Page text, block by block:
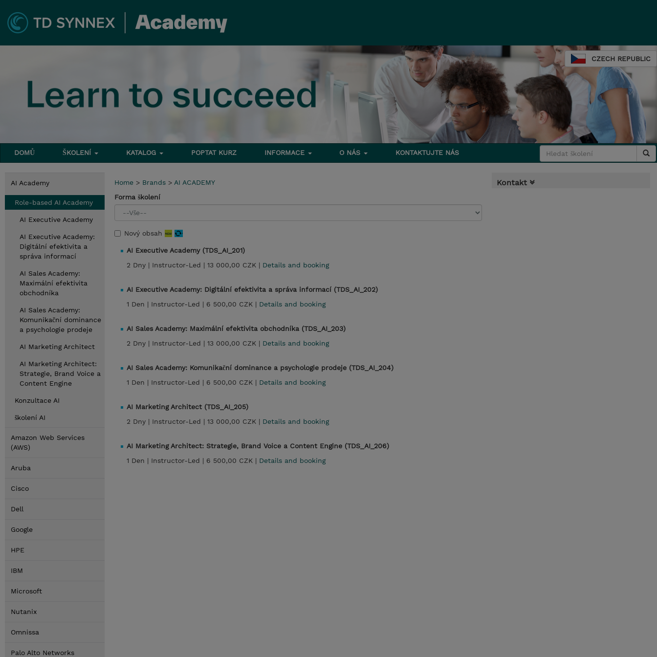
CZECH REPUBLIC
DOMŮ ŠKOLENÍ KATALOG POPTAT KURZ INFORMACE O NÁS KONTAKTUJTE NÁS
AI Academy
Role-based AI Academy
AI Executive Academy
AI Executive Academy:
Digitální efektivita a
správa informací
AI Sales Academy:
Maximální efektivita
obchodníka
AI Sales Academy:
Komunikační dominance
a psychologie prodeje
AI Marketing Architect
AI Marketing Architect:
Strategie, Brand Voice a
Content Engine
Konzultace AI
školení AI
Amazon Web Services
(AWS)
Aruba
Cisco
Dell
Google
HPE
IBM
Microsoft
Nutanix
Omnissa
Palo Alto Networks
Home > Brands > AI ACADEMY
Forma školení
Nový obsah
AI Executive Academy (TDS_AI_201)
2 Dny | Instructor-Led | 13 000,00 CZK | Details and booking
AI Executive Academy: Digitální efektivita a správa informací (TDS_AI_202)
1 Den | Instructor-Led | 6 500,00 CZK | Details and booking
AI Sales Academy: Maximální efektivita obchodníka (TDS_AI_203)
2 Dny | Instructor-Led | 13 000,00 CZK | Details and booking
AI Sales Academy: Komunikační dominance a psychologie prodeje (TDS_AI_204)
1 Den | Instructor-Led | 6 500,00 CZK | Details and booking
AI Marketing Architect (TDS_AI_205)
2 Dny | Instructor-Led | 13 000,00 CZK | Details and booking
AI Marketing Architect: Strategie, Brand Voice a Content Engine (TDS_AI_206)
1 Den | Instructor-Led | 6 500,00 CZK | Details and booking
Kontakt